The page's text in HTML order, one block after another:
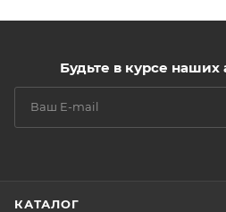
Будьте в курсе
КАТАЛОГ